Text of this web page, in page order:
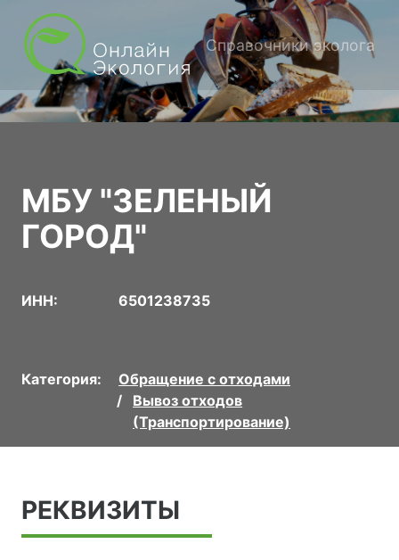
Справочники эколога
МБУ "ЗЕЛЕНЫЙ
ГОРОД"
ИНН: 6501238735
Категория:
Обращение с отходами
Вывоз отходов
(Транспортирование)
РЕКВИЗИТЫ